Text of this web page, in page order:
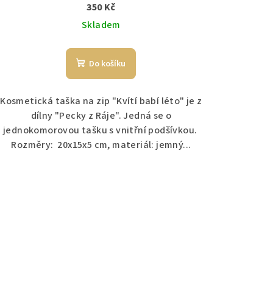
350 Kč
Skladem
Do košíku
Kosmetická taška na zip "Kvítí babí léto" je z
dílny "Pecky z Ráje". Jedná se o
jednokomorovou tašku s vnitřní podšívkou.
Rozměry: 20x15x5 cm, materiál: jemný...